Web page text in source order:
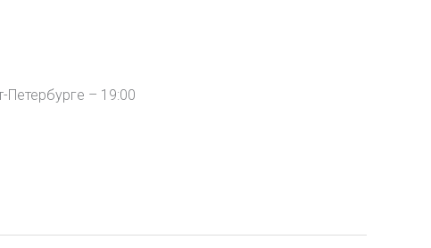
– 19:00